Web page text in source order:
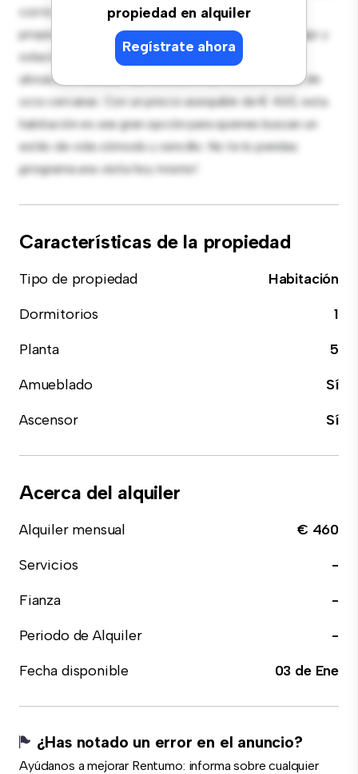
propiedad en alquiler
Regístrate ahora
con lo esencial para tu disfrute, esta habitación
proporciona una cama cómoda, un espacio de trabajo y
soluciones de almacenamiento. Con su increíble
ubicación, tendrás fácil acceso a servicios y zonas de
ocio cercanas. Con un precio asequible de € 460, esta
habitación es una gran opción para quienes buscan un
estilo de vida cómodo y sencillo. No te lo pierdas:
¡programa una visita hoy mismo!
Características de la propiedad
Tipo de propiedad
Habitación
Dormitorios
1
Planta
5
Amueblado
Sí
Ascensor
Sí
Acerca del alquiler
Alquiler mensual
€ 460
Servicios
-
Fianza
-
Periodo de Alquiler
-
Fecha disponible
03 de Ene
¿Has notado un error en el anuncio?
Ayúdanos a mejorar Rentumo: informa sobre cualquier